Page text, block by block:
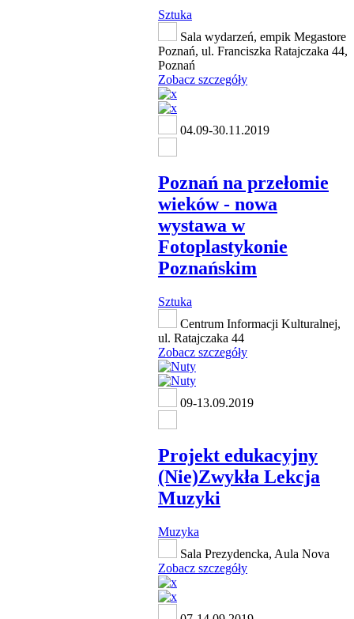
Sztuka
Sala wydarzeń, empik Megastore
Poznań, ul. Franciszka Ratajczaka 44,
Poznań
Zobacz szczegóły
04.09-30.11.2019
Poznań na przełomie
wieków - nowa
wystawa w
Fotoplastykonie
Poznańskim
Sztuka
Centrum Informacji Kulturalnej,
ul. Ratajczaka 44
Zobacz szczegóły
09-13.09.2019
Projekt edukacyjny
(Nie)Zwykła Lekcja
Muzyki
Muzyka
Sala Prezydencka, Aula Nova
Zobacz szczegóły